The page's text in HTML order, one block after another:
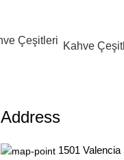
Kahve
Address
1501